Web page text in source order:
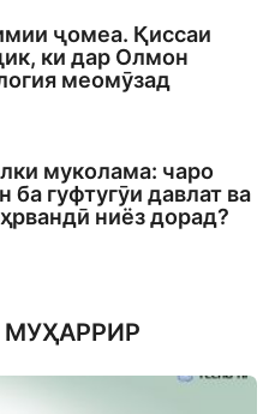
ҷомеа. Қиссаи
ки дар Олмон
меомӯзад
муколама: чаро
ба гуфтугӯи давлат ва
ниёз дорад?